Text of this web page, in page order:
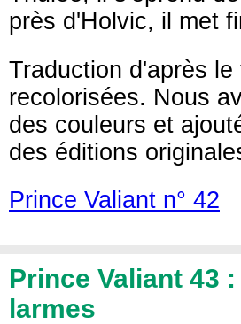
près d'Holvic, il met
Traduction d'après
recolorisées. Nous
des couleurs et
des éditions
Prince Valiant n° 42
Prince Valiant 43
larmes